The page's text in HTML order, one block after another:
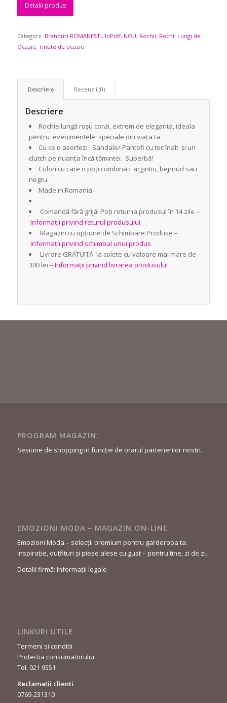
Detalii produs
Categorii: Branduri ROMANEȘTI, InPuff, NOU, Rochii, Rochii Lungi de
Ocazie, Ținute de ocazie
Descriere Recenzii (0)
Descriere
Rochie lungă roșu corai, extrem de eleganta, ideala
pentru evenimentele speciale din viața ta.
Cu ce o asortezi : Sandale/ Pantofi cu toc înalt și un
clutch pe nuanța încălțămintei. Superbă!
Culori cu care o poți combina : argintiu, bej/nud sau
negru.
Made in Romania
Comandă fără grijă! Poți returna produsul în 14 zile –
Informații privind returul produsului
Magazin cu opțiune de Schimbare Produse –
Informații privind schimbul unui produs
Livrare GRATUITĂ la colete cu valoare mai mare de
300 lei – Informații privind livrarea produsului
PROGRAM MAGAZIN:
Sesiune de shopping in funcție de orarul partenerilor nostri.
EMOZIONI MODA – MAGAZIN ON-LINE
Emozioni Moda – selecții premium pentru garderoba ta.
Inspirație, outfituri și piese alese cu gust – pentru tine, zi de zi.
Detalii firmă: Informații legale
LINKURI UTILE
Termeni si conditii
Protectia consumatorului
Tel. 021 9551
Reclamatii clienti
0769-231310